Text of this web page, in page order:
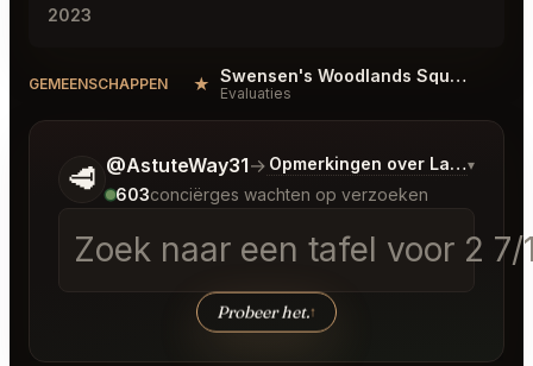
2023
GEMEENSCHAPPEN ★ Swensen's Woodlands Square Singapore Reviews
Evaluaties
🥩 @AstuteWay31→ Opmerkingen over Laatste
▾
603conciërges wachten op verzoeken
Zoek naar een tafel voor 2
Probeer het.↑
Vertel me wat je wilt.